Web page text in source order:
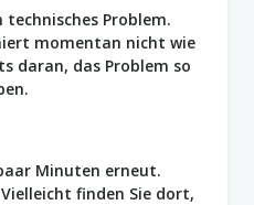
Problem.
momentan nicht wie
daran, das Problem so
Minuten erneut.
finden Sie dort,